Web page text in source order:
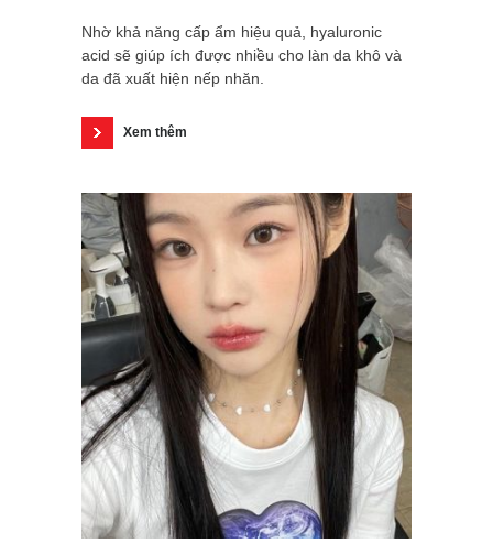
Nhờ khả năng cấp ẩm hiệu quả, hyaluronic
acid sẽ giúp ích được nhiều cho làn da khô và
da đã xuất hiện nếp nhăn.
Xem thêm